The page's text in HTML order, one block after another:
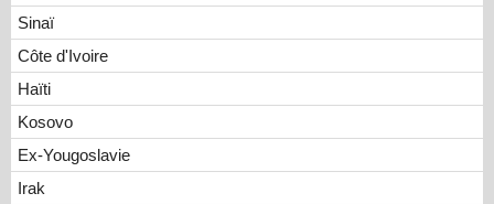
Sinaï
Côte d'Ivoire
Haïti
Kosovo
Ex-Yougoslavie
Irak